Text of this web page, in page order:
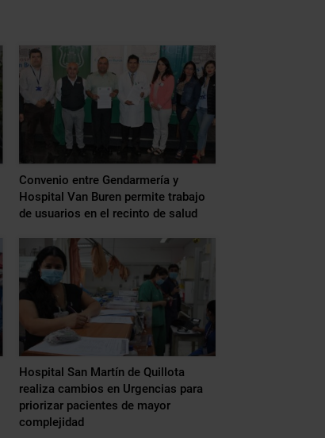
Convenio entre Gendarmería y
Hospital Van Buren permite trabajo
de usuarios en el recinto de salud
Hospital San Martín de Quillota
realiza cambios en Urgencias para
priorizar pacientes de mayor
complejidad